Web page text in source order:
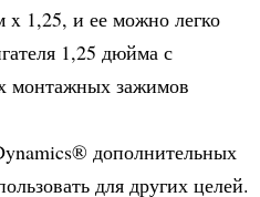
x 1,25, и ее можно легко
1,25 дюйма с
монтажных зажимов
дополнительных
для других целей.